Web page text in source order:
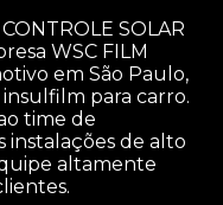
SOLAR
WSC FILM
em São Paulo,
para carro.
time de
instalações de alto
altamente